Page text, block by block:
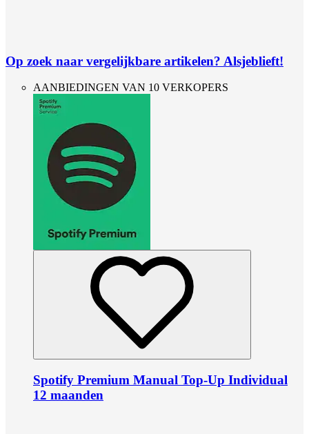
Op zoek naar vergelijkbare artikelen? Alsjeblieft!
AANBIEDINGEN VAN 10 VERKOPERS
Spotify Premium Manual Top-Up Individual
12 maanden